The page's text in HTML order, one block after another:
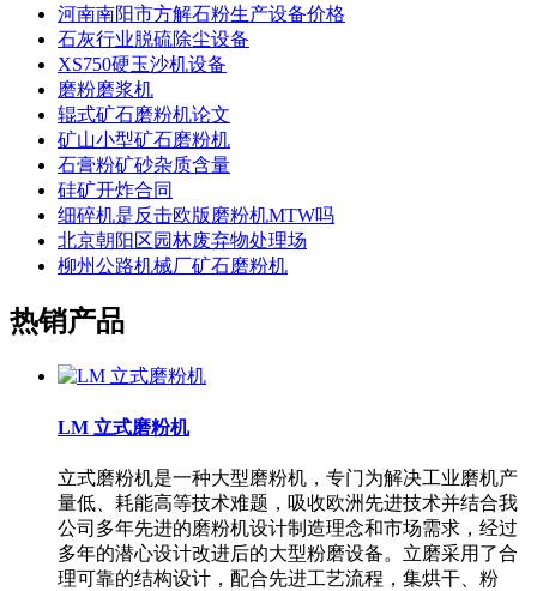
河南南阳市方解石粉生产设备价格
石灰行业脱硫除尘设备
XS750硬玉沙机设备
磨粉磨浆机
辊式矿石磨粉机论文
矿山小型矿石磨粉机
石膏粉矿砂杂质含量
硅矿开炸合同
细碎机是反击欧版磨粉机MTW吗
北京朝阳区园林废弃物处理场
柳州公路机械厂矿石磨粉机
热销产品
LM 立式磨粉机
立式磨粉机是一种大型磨粉机，专门为解决工业磨机产
量低、耗能高等技术难题，吸收欧洲先进技术并结合我
公司多年先进的磨粉机设计制造理念和市场需求，经过
多年的潜心设计改进后的大型粉磨设备。立磨采用了合
理可靠的结构设计，配合先进工艺流程，集烘干、粉